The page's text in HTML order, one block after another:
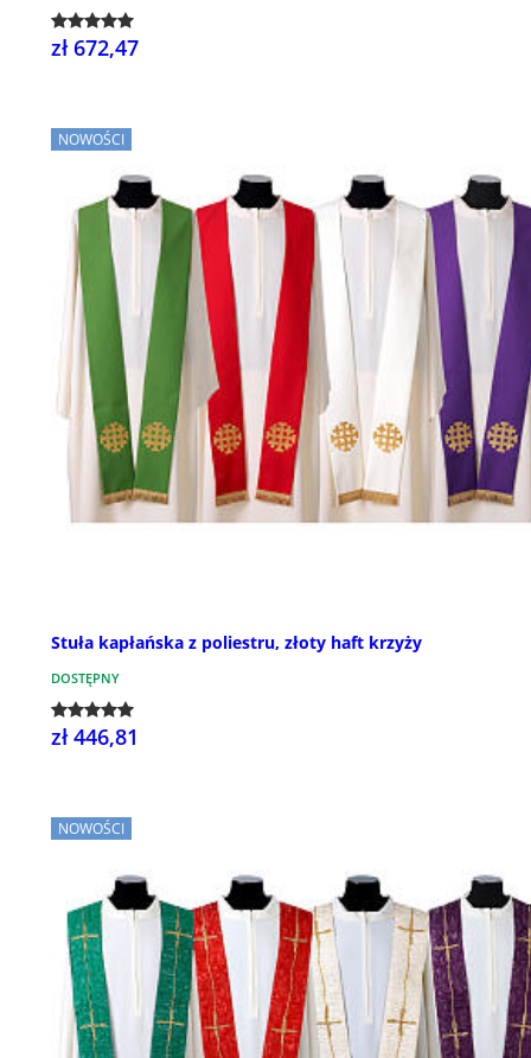
zł 672,47
NOWOŚCI
Stuła kapłańska z poliestru, złoty haft krzyży
DOSTĘPNY
zł 446,81
NOWOŚCI